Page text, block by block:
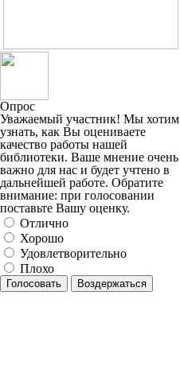
Опрос
Уважаемый участник! Мы хотим
узнать, как Вы оцениваете
качество работы нашей
библиотеки. Ваше мнение очень
важно для нас и будет учтено в
дальнейшей работе. Обратите
внимание: при голосовании
поставьте Вашу оценку.
Отлично
Хорошо
Удовлетворительно
Плохо
Голосовать Воздержаться